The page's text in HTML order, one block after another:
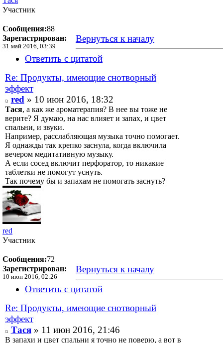
Участник
Сообщения:88
Зарегистрирован:
31 май 2016, 03:39
Вернуться к началу
Ответить с цитатой
Re: Продукты, имеющие снотворный
эффект
red » 10 июн 2016, 18:32
Тася, а как же ароматерапия? В нее вы тоже не
верите? Я думаю, на нас влияет и запах, и цвет
спальни, и звуки.
Например, расслабляющая музыка точно помогает.
Я однажды так крепко заснула, когда включила
вечером медитативную музыку.
А если сосед включит перфоратор, то никакие
таблетки не помогут уснуть.
Так почему бы и запахам не помогать заснуть?
red
Участник
Сообщения:72
Зарегистрирован:
10 июн 2016, 02:26
Вернуться к началу
Ответить с цитатой
Re: Продукты, имеющие снотворный
эффект
Тася» 11 июн 2016, 21:46
В запахи и цвет спальни я точно не поверю, а вот в